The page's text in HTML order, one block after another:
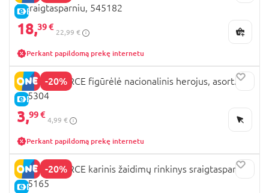
E-KAINA
ir sraigtasparniu, 545182
18,39 €
22,99 €
Perkant papildomą prekę internetu
-20%
E-KAINA
SOLDIER FORCE figūrėlė nacionalinis herojus, asort.,
545304
3,99 €
4,99 €
Perkant papildomą prekę internetu
-20%
E-KAINA
SOLDIER FORCE karinis žaidimų rinkinys sraigtasparnis,
545165